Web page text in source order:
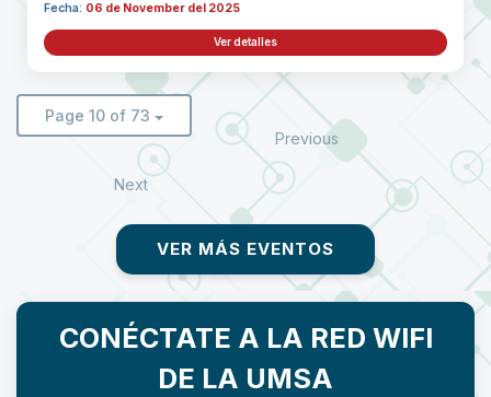
Fecha: 06 de November del 2025
Ver detalles
Page 10 of 73
Previous
Next
VER MÁS EVENTOS
CONÉCTATE A LA RED WIFI
DE LA UMSA